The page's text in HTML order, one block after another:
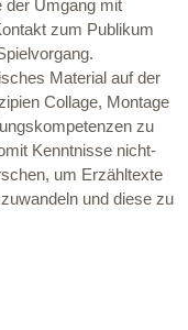
der Umgang mit
zum Publikum
Material auf der
Collage, Montage
zu
Kenntnisse nicht-
um Erzähltexte
und diese zu